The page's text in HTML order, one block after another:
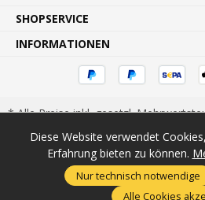
SHOPSERVICE
INFORMATIONEN
* Alle Preise inkl. gesetzl.
ggf. Nachnahmegebühren, wenn
Paketsendung innerhalb
Verbindung mit
© 2025 Maria Habeck Autoteile
Diese Website verwendet
Erfahrung bieten zu können.
Nur technisch notwendige
Alle Cookies